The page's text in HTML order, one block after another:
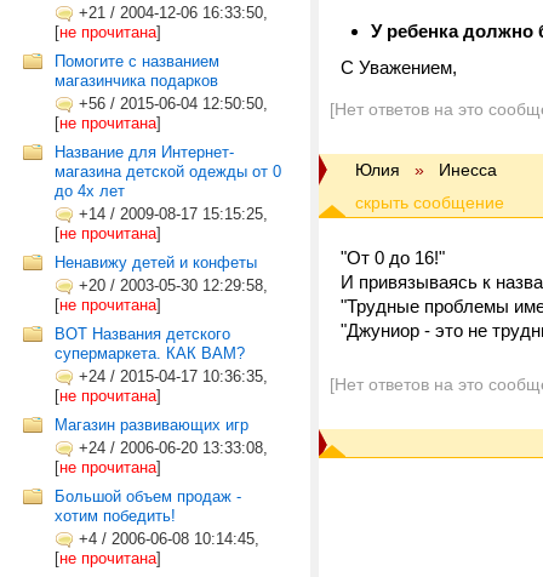
+21 / 2004-12-06 16:33:50,
[не прочитана]
Помогите с названием
магазинчика подарков
+56 / 2015-06-04 12:50:50,
[не прочитана]
Название для Интернет-
магазина детской одежды от 0
до 4х лет
+14 / 2009-08-17 15:15:25,
[не прочитана]
Ненавижу детей и конфеты
+20 / 2003-05-30 12:29:58,
[не прочитана]
ВОТ Названия детского
супермаркета. КАК ВАМ?
+24 / 2015-04-17 10:36:35,
[не прочитана]
Магазин развивающих игр
+24 / 2006-06-20 13:33:08,
[не прочитана]
Большой объем продаж -
хотим победить!
+4 / 2006-06-08 10:14:45,
[не прочитана]
У ребенка должно
С Уважением,
[Нет ответов на это
Юлия » Инесса
"От 0 до 16!"
И привязываясь к
"Трудные проблемы
"Джуниор - это не
[Нет ответов на это